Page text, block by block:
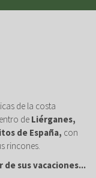
de la costa
de Liérganes,
de España, con
rincones.
sus vacaciones...